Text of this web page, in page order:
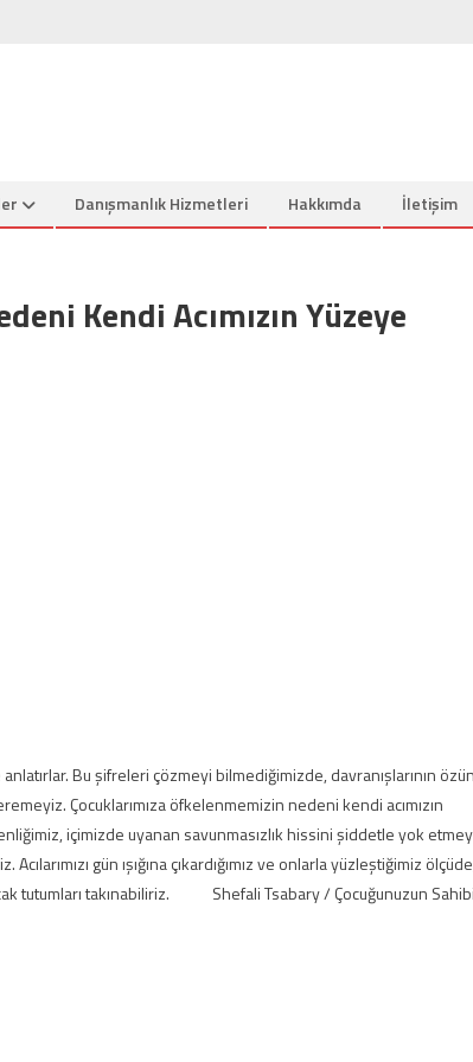
Danışmanlık Hizmetleri Hakkımda İletişim
Kendi Acımızın Yüzeye
Bu şifreleri çözmeyi bilmediğimizde, davranışlarının
Çocuklarımıza öfkelenmemizin nedeni kendi acımızın
içimizde uyanan savunmasızlık hissini şiddetle yok
gün ışığına çıkardığımız ve onlarla yüzleştiğimiz
tutumları takınabiliriz. Shefali Tsabary / Çocuğunuzun Sahibi